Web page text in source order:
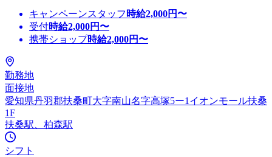
キャンペーンスタッフ 時給2,000円〜
受付時給2,000円〜
携帯ショップ時給2,000円〜
勤務地
面接地
愛知県丹羽郡扶桑町大字南山名字高塚5ー1イオンモール扶桑
1F
扶桑駅、柏森駅
シフト